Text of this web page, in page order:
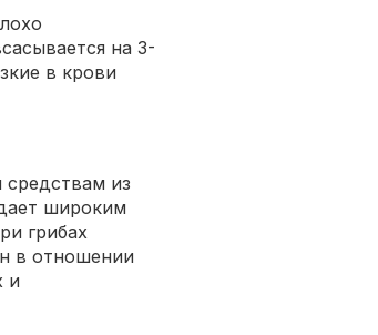
на 3-
в крови
средствам из
широким
грибах
в отношении
и